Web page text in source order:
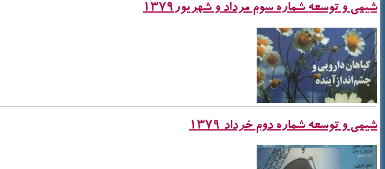
شیمی و توسعه شماره سوم مرداد و شهریور1379
شیمی و توسعه شماره دوم خرداد 1379